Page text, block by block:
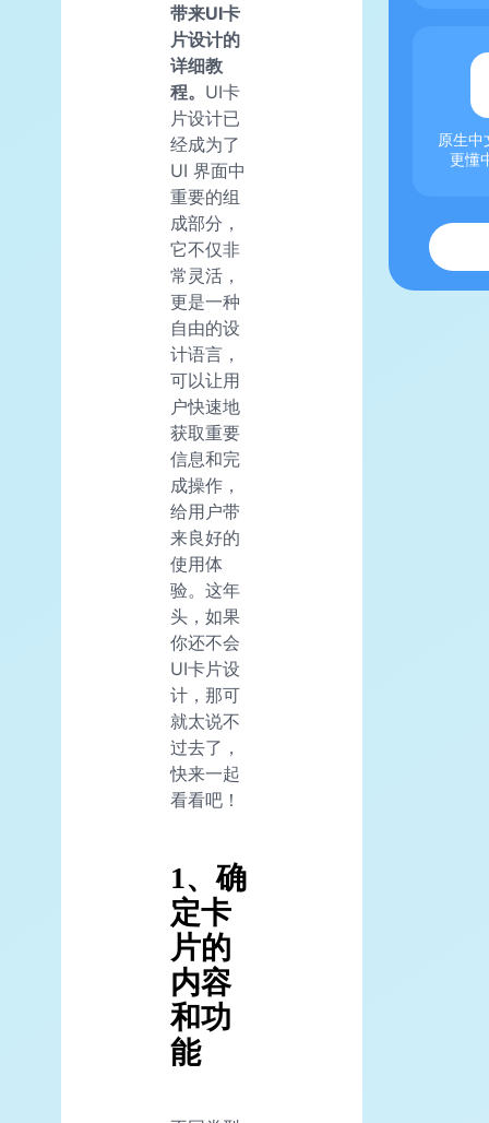
带来UI卡
片设计的
详细教
程。 UI卡
片设计已
经成为了
UI 界面中
重要的组
成部分，
它不仅非
常灵活，
更是一种
自由的设
计语言，
可以让用
户快速地
获取重要
信息和完
成操作，
给用户带
来良好的
使用体
验。这年
头，如果
你还不会
UI卡片设
计，那可
就太说不
过去了，
快来一起
看看吧！
1、确
定卡
片的
内容
和功
能
原生中
更懂